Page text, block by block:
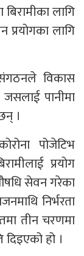
लागि
लागि
विकास
पानीमा
।
पोजेटिभ
प्रयोग
सेवन गरेका
निर्भरता
तीन चरणमा
दिइएको हो ।